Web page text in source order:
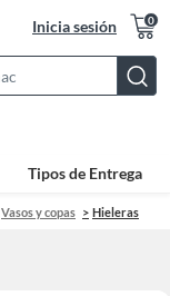
Inicia sesión 0
Bar
Tipos de Entrega
Vasos y copas Hieleras